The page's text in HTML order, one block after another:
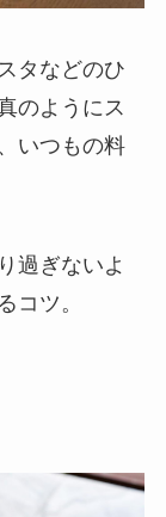
タなどのひ
のようにス
いつもの料
過ぎないよ
コツ。